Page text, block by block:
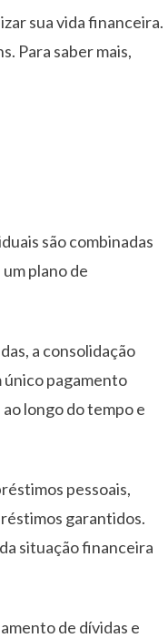
sua vida financeira.
Para saber mais,
são combinadas
plano de
a consolidação
único pagamento
longo do tempo e
pessoais,
garantidos.
situação financeira
de dívidas e